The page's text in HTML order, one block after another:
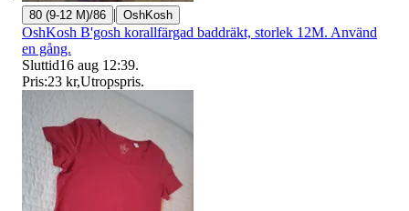
80 (9-12 M)/86 | OshKosh
OshKosh B'gosh korallfärgad baddräkt, storlek 12M. Använd
en gång.
Sluttid16 aug 12:39.
Pris:23 kr,Utropspris.